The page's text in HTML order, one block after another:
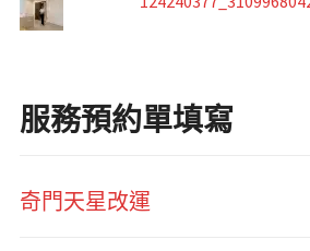
服務預約單填寫
奇門天星改運